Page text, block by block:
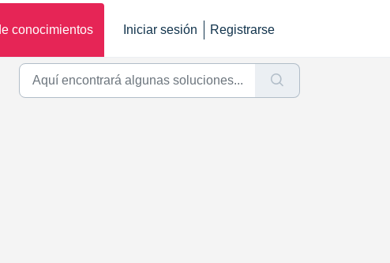
conocimientos Iniciar sesión Registrarse